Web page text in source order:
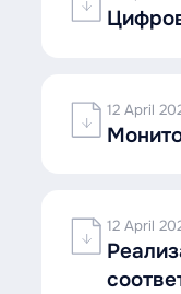
12 April
12 April